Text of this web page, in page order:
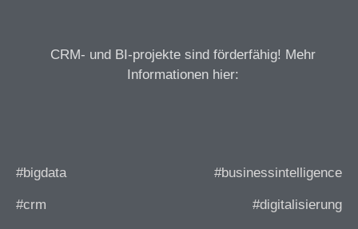
CRM- und BI-projekte sind förderfähig! Mehr
Informationen hier:
#bigdata #businessintelligence
#crm #digitalisierung